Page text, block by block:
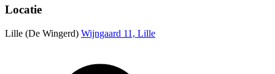
Locatie
Lille (De Wingerd) Wijngaard 11, Lille